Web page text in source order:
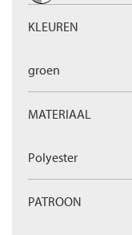
KLEUREN
groen
MATERIAAL
Polyester
PATROON